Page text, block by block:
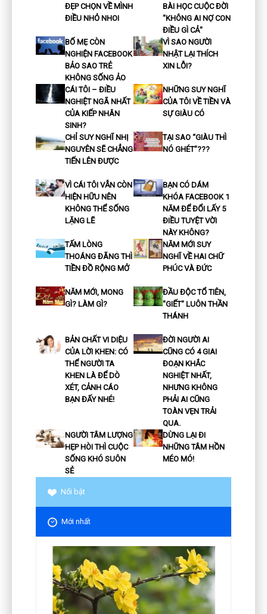
ĐẸP CHỌN VỀ MÌNH
ĐIỀU NHỎ NHOI
BÀI HỌC CUỘC ĐỜI
"KHÔNG AI NỢ CON
ĐIỀU GÌ CẢ"
BỐ MẸ CÒN
NGHIỆN FACEBOOK
BẢO SAO TRẺ
KHÔNG SỐNG ẢO
VÌ SAO NGƯỜI
NHẬT LẠI THÍCH
XIN LỖI?
CÁI TÔI – ĐIỀU
NGHIỆT NGÃ NHẤT
CỦA KIẾP NHÂN
SINH?
NHỮNG SUY NGHĨ
CỦA TÔI VỀ TIỀN VÀ
SỰ GIÀU CÓ
CHỈ SUY NGHĨ NHỊ
NGUYÊN SẼ CHẲNG
TIẾN LÊN ĐƯỢC
TẠI SAO “GIÀU THÌ
NÓ GHÉT”???
VÌ CÁI TÔI VẪN CÒN
HIỆN HỮU NÊN
KHÔNG THỂ SỐNG
LẶNG LẼ
BẠN CÓ DÁM
KHÓA FACEBOOK 1
NĂM ĐỂ ĐỔI LẤY 5
ĐIỀU TUYỆT VỜI
NÀY KHÔNG?
TẤM LÒNG
THOÁNG ĐÃNG THÌ
TIỀN ĐỒ RỘNG MỞ
NĂM MỚI SUY
NGHĨ VỀ HAI CHỮ
PHÚC VÀ ĐỨC
NĂM MỚI, MONG
GÌ? LÀM GÌ?
ĐẦU ĐỘC TỔ TIÊN,
"GIẾT" LUÔN THẦN
THÁNH
BẢN CHẤT VI DIỆU
CỦA LỜI KHEN: CÓ
THỂ NGƯỜI TA
KHEN LÀ ĐỂ DÒ
XÉT, CẢNH CÁO
BẠN ĐẤY NHÉ!
ĐỜI NGƯỜI AI
CŨNG CÓ 4 GIAI
ĐOẠN KHẮC
NGHIỆT NHẤT,
NHƯNG KHÔNG
PHẢI AI CŨNG
TOÀN VẸN TRẢI
QUA.
NGƯỜI TÂM LƯỢNG
HẸP HÒI THÌ CUỘC
SỐNG KHÓ SUÔN
SẺ
DỪNG LẠI ĐI
NHỮNG TÂM HỒN
MÉO MÓ!
Nổi bật
Mới nhất